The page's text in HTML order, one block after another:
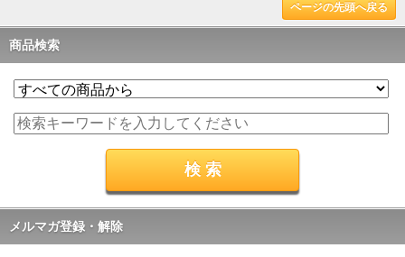
ページの先頭へ戻る
商品検索
メルマガ登録・解除